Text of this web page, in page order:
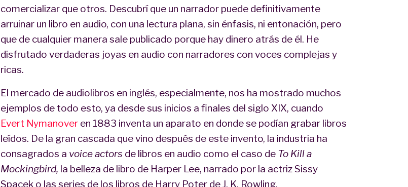
comercializar que otros. Descubrí que un narrador puede definitivamente
arruinar un libro en audio, con una lectura plana, sin énfasis, ni entonación, pero
que de cualquier manera sale publicado porque hay dinero atrás de él. He
disfrutado verdaderas joyas en audio con narradores con voces complejas y
ricas.
El mercado de audiolibros en inglés, especialmente, nos ha mostrado muchos
ejemplos de todo esto, ya desde sus inicios a finales del siglo XIX, cuando
Evert Nymanover en 1883 inventa un aparato en donde se podían grabar libros
leídos. De la gran cascada que vino después de este invento, la industria ha
consagrados a voice actors de libros en audio como el caso de To Kill a
Mockingbird, la belleza de libro de Harper Lee, narrado por la actriz Sissy
Spacek o las series de los libros de Harry Poter de J. K. Rowling.